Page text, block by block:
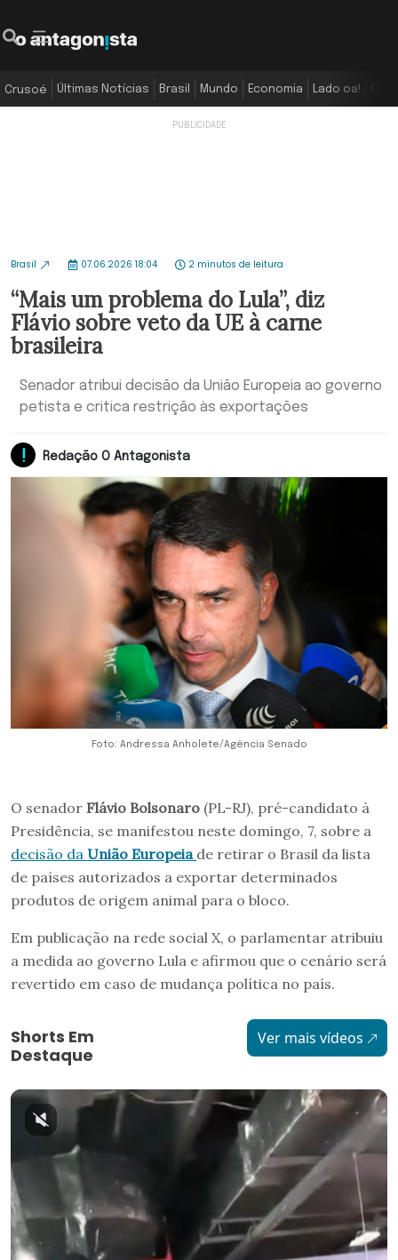
Crusoé Últimas Notícias Brasil Mundo Economia Lado oa!
Brasil 07.06.2026 18:04 2 minutos de leitura
“Mais um problema do Lula”, diz
Flávio sobre veto da UE à carne
brasileira
Senador atribui decisão da União Europeia ao governo
petista e critica restrição às exportações
Redação O Antagonista
Foto: Andressa Anholete/Agência Senado
O senador Flávio Bolsonaro (PL-RJ), pré-candidato à
Presidência, se manifestou neste domingo, 7, sobre a
decisão da União Europeia de retirar o Brasil da lista
de países autorizados a exportar determinados
produtos de origem animal para o bloco.
Em publicação na rede social X, o parlamentar atribuiu
a medida ao governo Lula e afirmou que o cenário será
revertido em caso de mudança política no país.
Shorts Em
Destaque
Ver mais vídeos